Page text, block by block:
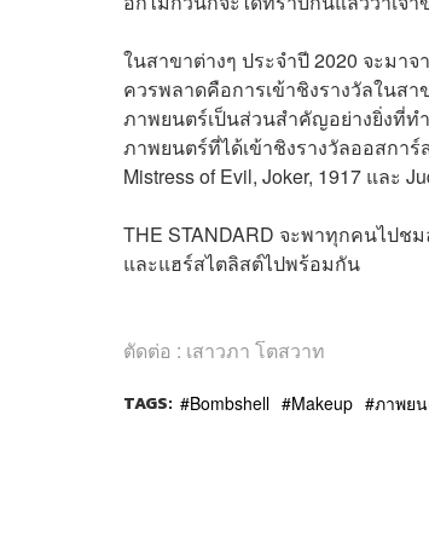
ในสาขาต่างๆ ประจำปี 2020 จะมา
ควรพลาดคือการเข้าชิงรางวัลในส
ภาพยนตร์เป็นส่วนสำคัญอย่างยิ่งที่ท
ภาพยนตร์ที่ได้เข้าชิงรางวัลออสการ์
Mistress of Evil, Joker, 1917 และ
THE STANDARD จะพาทุกคนไปช
และแฮร์สไตลิสต์ไปพร้อมกัน
ตัดต่อ : เสาวภา โตสวาท
TAGS: Bombshell Makeup ภาพย